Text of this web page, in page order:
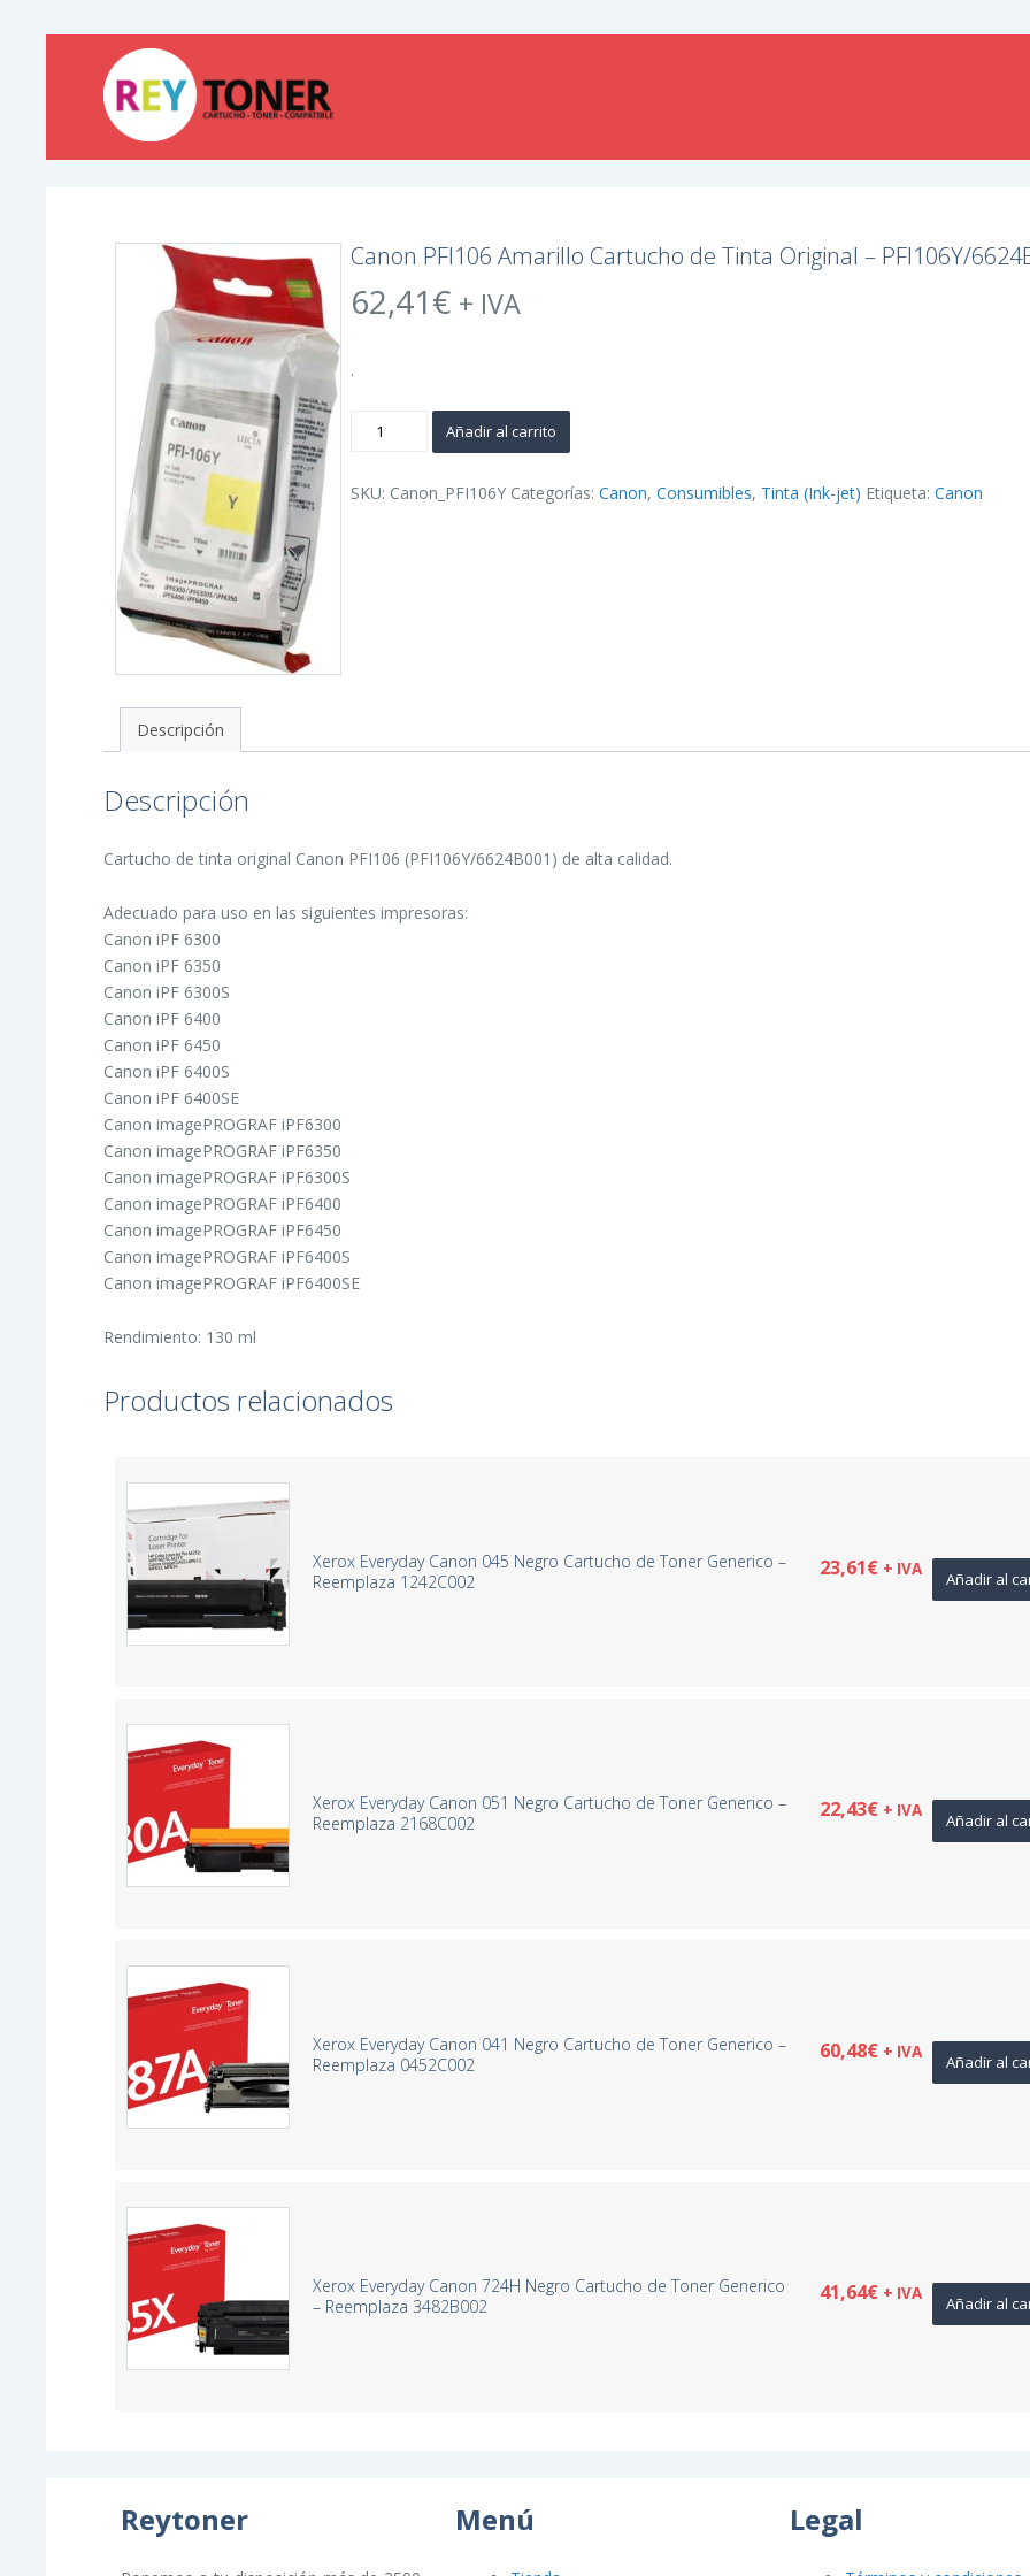
Canon PFI106 Amarillo Cartucho de Tinta Original – PFI106Y/
62,41€ + IVA
.
PFI106
Tinta
Añadir al carrito
SKU: Canon_PFI106Y Categorías:Canon,Consumibles, Tinta (Ink-jet) Etiqueta:Canon
Descripción
Descripción
Cartucho de tinta original Canon PFI106 (PFI106Y/6624B001) de alta calidad.
Adecuado para uso en las siguientes impresoras:
Canon iPF 6300
Canon iPF 6350
Canon iPF 6300S
Canon iPF 6400
Canon iPF 6450
Canon iPF 6400S
Canon iPF 6400SE
Canon imagePROGRAF iPF6300
Canon imagePROGRAF iPF6350
Canon imagePROGRAF iPF6300S
Canon imagePROGRAF iPF6400
Canon imagePROGRAF iPF6450
Canon imagePROGRAF iPF6400S
Canon imagePROGRAF iPF6400SE
Rendimiento: 130 ml
Productos relacionados
Xerox Everyday Canon 045 Negro Cartucho de Toner Generico –
Reemplaza 1242C002
23,61€ + IVA
Añadir al
Xerox Everyday Canon 051 Negro Cartucho de Toner Generico –
Reemplaza 2168C002
22,43€ + IVA
Añadir al
Xerox Everyday Canon 041 Negro Cartucho de Toner Generico –
Reemplaza 0452C002
60,48€ + IVA
Añadir al
Xerox Everyday Canon 724H Negro Cartucho de Toner Generico
– Reemplaza 3482B002
41,64€ + IVA
Añadir al
Reytoner Menú Legal